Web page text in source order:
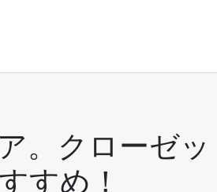
。クローゼ
すめ！